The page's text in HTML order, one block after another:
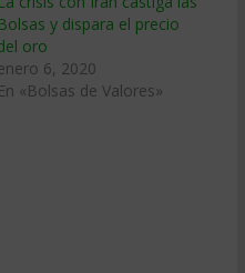
Bolsas y dispara el precio
oro
6, 2020
En «Bolsas de Valores»